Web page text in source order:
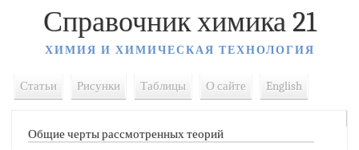
Справочник химика 21
ХИМИЯ И ХИМИЧЕСКАЯ ТЕХНОЛОГИЯ
Статьи Рисунки Таблицы О сайте English
Общие черты рассмотренных теорий